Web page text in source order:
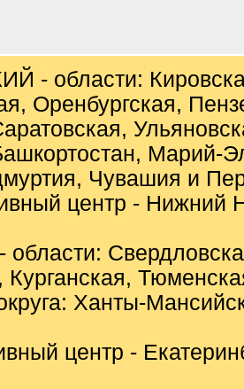
- области:
Оренбургская,
Марий-
Чувашия и
центр - Нижний
Курганская,
Ханты-
центр -